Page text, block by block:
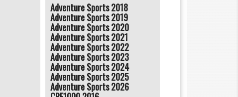
Adventure Sports 2018
Adventure Sports 2019
Adventure Sports 2020
Adventure Sports 2021
Adventure Sports 2022
Adventure Sports 2023
Adventure Sports 2024
Adventure Sports 2025
Adventure Sports 2026